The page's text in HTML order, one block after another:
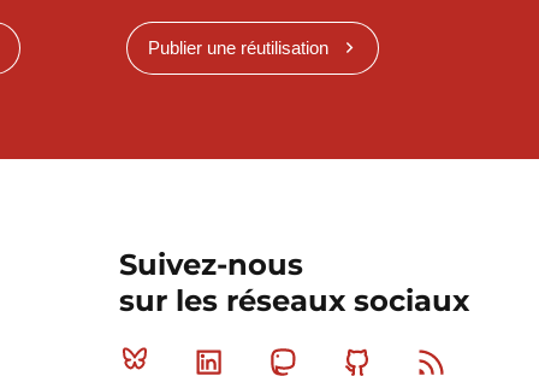
Publier une réutilisation
Suivez-nous
sur les réseaux sociaux
Bluesky Linkedin MastodonGithub